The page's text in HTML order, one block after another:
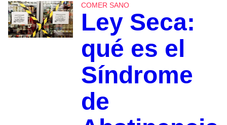
COMER SANO
Ley Seca:
qué es el
Síndrome
de